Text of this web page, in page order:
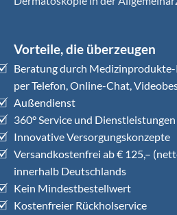
Vorteile, die überzeugen
Beratung durch
per Telefon, Online-Chat,
Außendienst
360° Service und Dienstleistungen
Innovative Versorgungskonzepte
Versandkostenfrei ab € 125,–
innerhalb Deutschlands
Kein Mindestbestellwert
Kostenfreier Rückholservice